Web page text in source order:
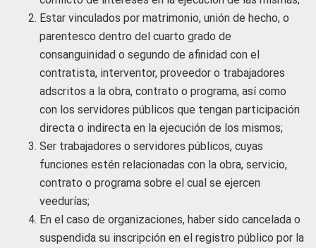
Estar vinculados por matrimonio, unión de hecho, o
parentesco dentro del cuarto grado de
consanguinidad o segundo de afinidad con el
contratista, interventor, proveedor o trabajadores
adscritos a la obra, contrato o programa, así como
con los servidores públicos que tengan participación
directa o indirecta en la ejecución de los mismos;
Ser trabajadores o servidores públicos, cuyas
funciones estén relacionadas con la obra, servicio,
contrato o programa sobre el cual se ejercen
veedurías;
En el caso de organizaciones, haber sido cancelada o
suspendida su inscripción en el registro público por la